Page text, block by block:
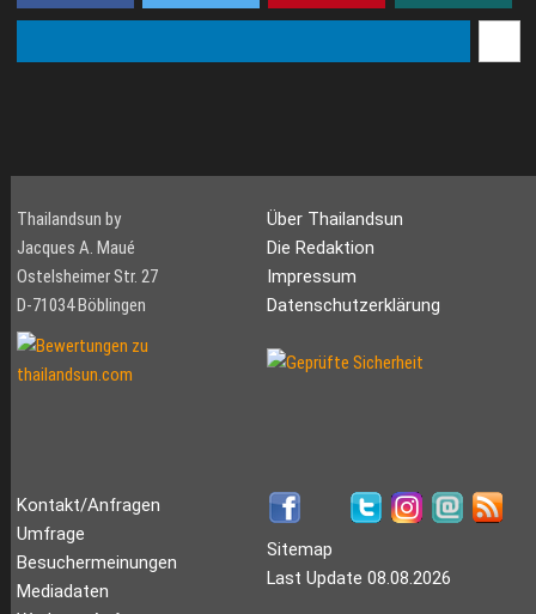
Thailandsun by
Jacques A. Maué
Ostelsheimer Str. 27
D-71034 Böblingen
Über Thailandsun
Die Redaktion
Impressum
Datenschutzerklärung
Kontakt/Anfragen
Umfrage
Besuchermeinungen
Mediadaten
Sitemap
Last Update 08.08.2026